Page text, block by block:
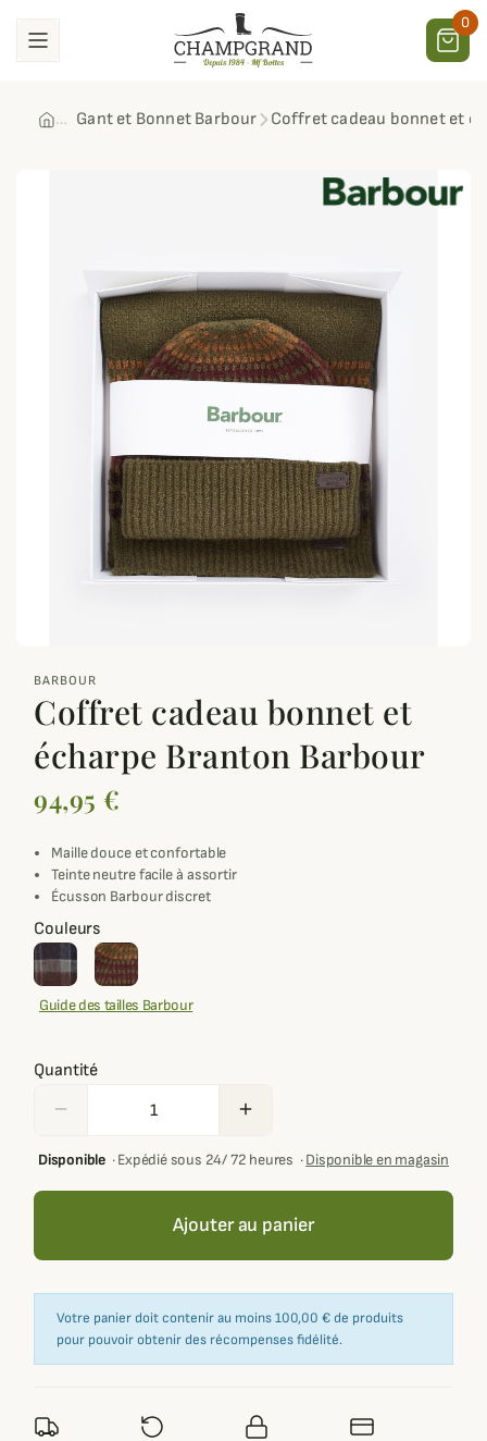
0
Gant et Bonnet Barbour Coffret cadeau bonnet et
BARBOUR
Coffret cadeau bonnet et
écharpe Branton Barbour
94,95 €
Maille douce et confortable
Teinte neutre facile à assortir
Écusson Barbour discret
Couleurs
Guide des tailles Barbour
Quantité
remove add
Disponible·Expédié sous 24/ 72 heures ·Disponible en magasin
Ajouter au panier
Votre panier doit contenir au moins 100,00 € de produits
pour pouvoir obtenir des récompenses fidélité.